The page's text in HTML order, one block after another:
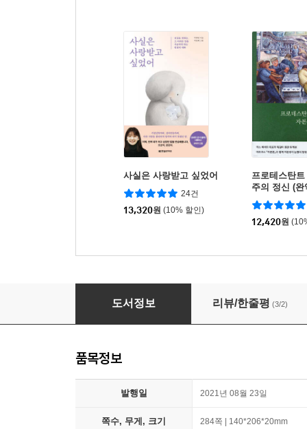
사실은 사랑받고 싶었어
24건
13,320원 (10% 할인)
프로테스탄
주의 정신 (완
12,420원
마침내 드러난 하늘나라
도서정보 리뷰/한줄평 (3/2)
품목정보
발행일 2021년 08월 23일
쪽수, 무게, 크기 284쪽 | 140*206*20mm